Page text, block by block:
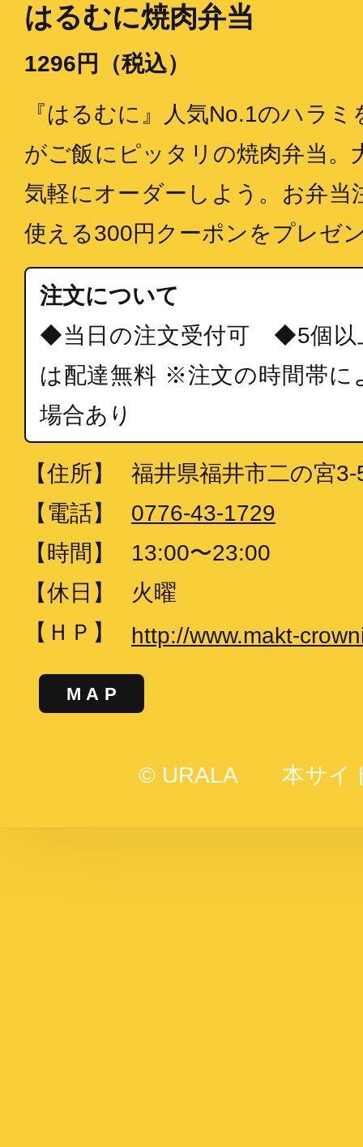
はるむに焼肉弁当
1296円（税込）
『はるむに』人気No.1のハラ
がご飯にピッタリの焼肉弁当。
気軽にオーダーしよう。お弁当
使える300円クーポンをプレゼ
注文について
◆当日の注文受付可 ◆5個以
は配達無料 ※注文の時間帯に
場合あり
【住所】
福井県福井市二の宮3-
【電話】
0776-43-1729
【時間】
13:00〜23:00
【休日】
火曜
【ＨＰ】
http://www.makt-
MAP
© URALA 本サイ